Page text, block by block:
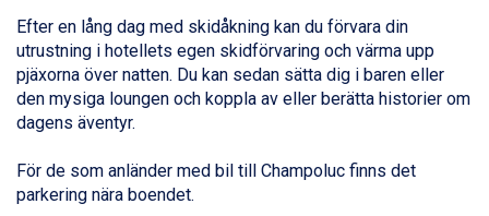
Champoluc från 5.945 kr.
Sestriere från 6.945 kr.
Ischgl från 11.295 kr.
Wagrain från 7.095 kr.
Fieberbrunn från 9.645 kr.
Val Thorens från 8.395 kr.
Zell am See från 6.295 kr.
Canazei från 7.195 kr.
Efter en lång dag med skidåkning kan du förvara din
utrustning i hotellets egen skidförvaring och värma upp
pjäxorna över natten. Du kan sedan sätta dig i baren eller
den mysiga loungen och koppla av eller berätta historier om
dagens äventyr.
För de som anländer med bil till Champoluc finns det
parkering nära boendet.